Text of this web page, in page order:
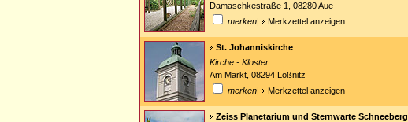
Damaschkestraße 1, 08280 Aue
merken| Merkzettel anzeigen
St. Johanniskirche
Kirche - Kloster
Am Markt, 08294 Lößnitz
merken| Merkzettel anzeigen
Zeiss Planetarium und Sternwarte Schneeberg